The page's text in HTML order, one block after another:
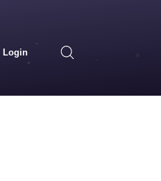
Login